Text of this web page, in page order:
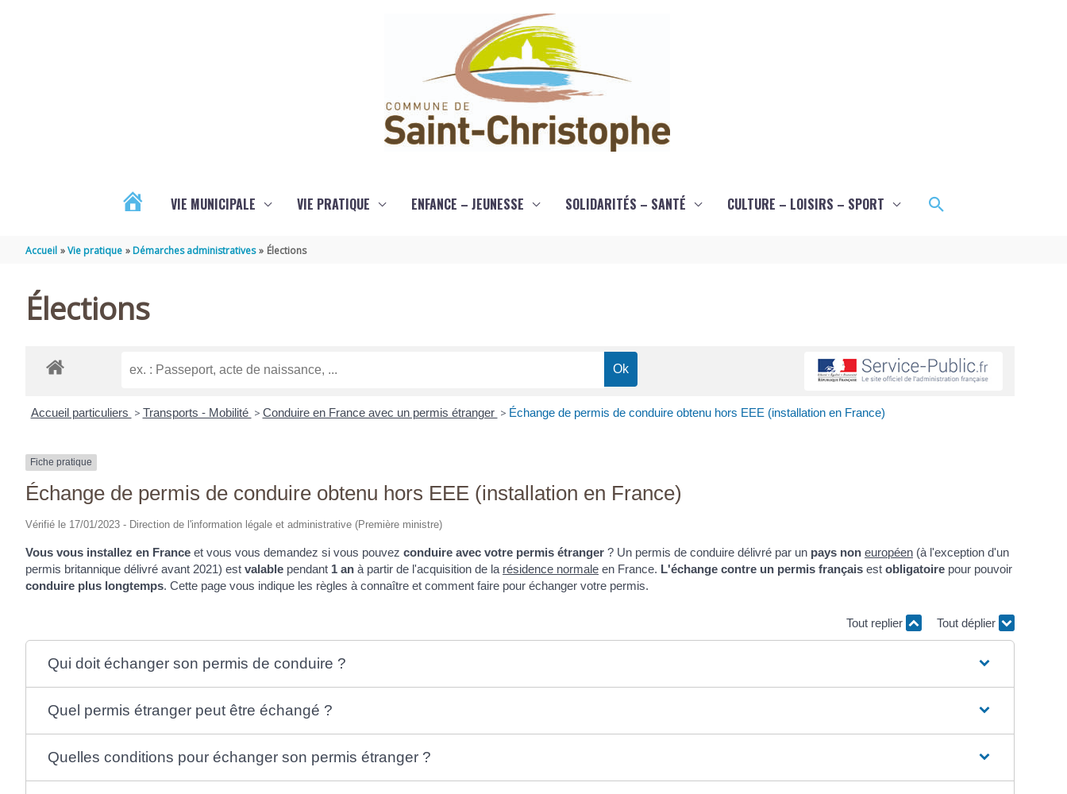
VIE MUNICIPALE VIE PRATIQUE ENFANCE – JEUNESSE SOLIDARITÉS – SANTÉ CULTURE – LOISIRS – SPORT Rechercher
Accueil Vie pratique Démarches administratives Élections
Élections
Accueil particuliers > Transports - Mobilité > Conduire en France avec un permis étranger > Échange de permis de conduire obtenu hors EEE (installation en France)
Fiche pratique
Échange de permis de conduire obtenu hors EEE (installation en France)
Vérifié le 17/01/2023 - Direction de l'information légale et administrative (Première ministre)
Vous vous installez en France et vous vous demandez si vous pouvez conduire avec votre permis étranger ? Un permis de conduire délivré par un pays non européen (à l'exception d'un
permis britannique délivré avant 2021) est valable pendant 1 an à partir de l'acquisition de la résidence normale en France. L'échange contre un permis français est obligatoire pour pouvoir
conduire plus longtemps. Cette page vous indique les règles à connaître et comment faire pour échanger votre permis.
Tout replier Tout déplier
Qui doit échanger son permis de conduire ?
Quel permis étranger peut être échangé ?
Quelles conditions pour échanger son permis étranger ?